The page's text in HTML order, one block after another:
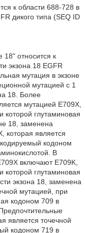
к области 688-728 в
дикого типа (SEQ ID
относится к
экзона 18 EGFR
мутация в экзоне
мутацией с 1
18. Более
мутацией E709X,
которой глутаминовая
18, заменена
которая является
кодоном
В
включают E709K,
которой глутаминовая
экзона 18, заменена
мутацией, при
кодоном 709 в
является точечной
кодоном 719 в